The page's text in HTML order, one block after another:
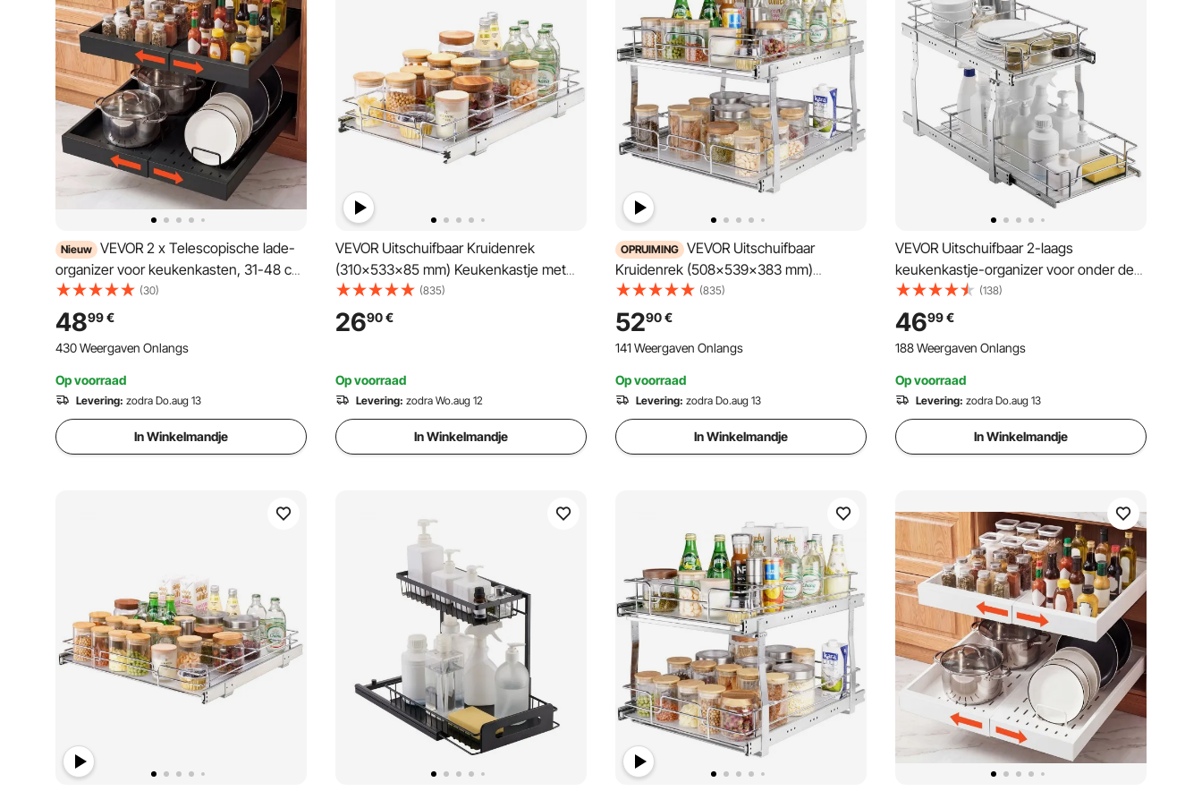
Nieuw VEVOR 2 x Telescopische lade-
organizer voor keukenkasten, 31-48 cm,
52 cm diepe uittrekbare lades voor
kasten, uitschuifbare lades voor
keukenkasten met nano-plakstrips,
zwart
(30)
4899€
430 Weergaven Onlangs
Op voorraad
Levering: zodra Do.aug 13
In Winkelmandje
VEVOR Uitschuifbaar Kruidenrek
(310x533x85 mm) Keukenkastje met
Schuiflade Kruidenrek Keukenkastje
Organizer Onderkastplank
340x563x185 mm
(835)
2690€
Op voorraad
Levering: zodra Wo.aug 12
In Winkelmandje
OPRUIMING VEVOR Uitschuifbaar
Kruidenrek (508x539x383 mm)
Keukenkastje met Schuiflade Kruidenrek
Keukenkastje Organizer Onderkastplank
538x569x483 mm
(Installatieafmetingen)
(835)
5290€
141 Weergaven Onlangs
Op voorraad
Levering: zodra Do.aug 13
In Winkelmandje
VEVOR Uitschuifbaar 2-laags
keukenkastje-organizer voor onder de
gootsteen (304x533x385 mm)
Kruidenrek Keukenplank Opbergrek
Organizer voor Keuken Badkamer
334x563x485 mm
(Installatieafmetingen)
(138)
4699€
188 Weergaven Onlangs
Op voorraad
Levering: zodra Do.aug 13
In Winkelmandje